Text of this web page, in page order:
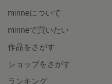
minneについて
minneで買いたい
作品をさがす
ショップをさがす
ランキング